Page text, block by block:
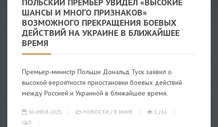
ПОЛЬСКИЙ ПРЕМЬЕР УВИДЕЛ «ВЫСОКИЕ
ШАНСЫ И МНОГО ПРИЗНАКОВ»
ВОЗМОЖНОГО ПРЕКРАЩЕНИЯ БОЕВЫХ
ДЕЙСТВИЙ НА УКРАИНЕ В БЛИЖАЙШЕЕ
ВРЕМЯ
Премьер-министр Польши Дональд Туск заявил о
высокой вероятности приостановки боевых действий
между Россией и Украиной в ближайшее время.
30-ИЮЛ-2025 НОВОСТИ / В МИРЕ
1 261
0